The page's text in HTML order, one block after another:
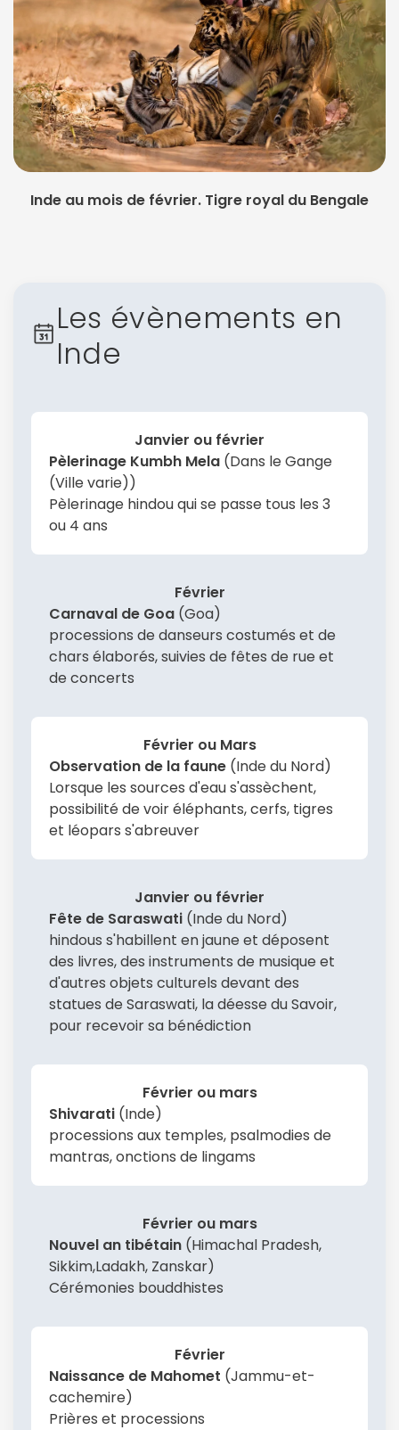
Inde au mois de février. Tigre royal du Bengale
Les évènements en
Inde
Janvier ou février
Pèlerinage Kumbh Mela (Dans le Gange
(Ville varie))
Pèlerinage hindou qui se passe tous les 3
ou 4 ans
Février
Carnaval de Goa (Goa)
processions de danseurs costumés et de
chars élaborés, suivies de fêtes de rue et
de concerts
Février ou Mars
Observation de la faune (Inde du Nord)
Lorsque les sources d'eau s'assèchent,
possibilité de voir éléphants, cerfs, tigres
et léopars s'abreuver
Janvier ou février
Fête de Saraswati (Inde du Nord)
hindous s'habillent en jaune et déposent
des livres, des instruments de musique et
d'autres objets culturels devant des
statues de Saraswati, la déesse du Savoir,
pour recevoir sa bénédiction
Février ou mars
Shivarati (Inde)
processions aux temples, psalmodies de
mantras, onctions de lingams
Février ou mars
Nouvel an tibétain (Himachal Pradesh,
Sikkim,Ladakh, Zanskar)
Cérémonies bouddhistes
Février
Naissance de Mahomet (Jammu-et-
cachemire)
Prières et processions